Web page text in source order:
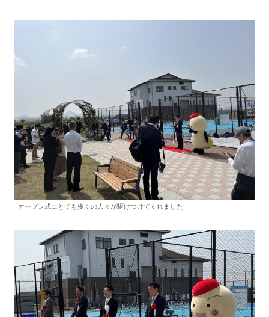
オープン式にとても多くの人々が駆けつけてくれました